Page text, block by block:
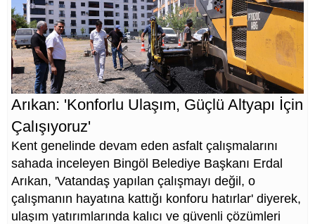
Arıkan: 'Konforlu Ulaşım, Güçlü Altyapı İçin
Çalışıyoruz'
Kent genelinde devam eden asfalt çalışmalarını
sahada inceleyen Bingöl Belediye Başkanı Erdal
Arıkan, 'Vatandaş yapılan çalışmayı değil, o
çalışmanın hayatına kattığı konforu hatırlar' diyerek,
ulaşım yatırımlarında kalıcı ve güvenli çözümleri